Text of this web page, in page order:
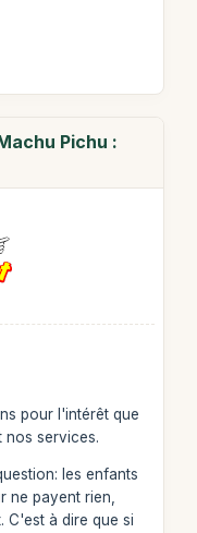
Pichu :
pour l'intérêt que
nos services.
les enfants
ne payent rien,
C'est à dire que si